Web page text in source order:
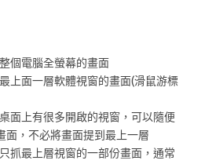
個電腦全螢幕的畫面
上面一層軟體視窗的畫面(滑鼠游標
面上有很多開啟的視窗，可以隨便
面，不必將畫面提到最上一層
抓最上層視窗的一部份畫面，通常